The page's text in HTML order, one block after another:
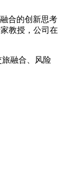
合的创新思考
教授，公司在
融合、风险